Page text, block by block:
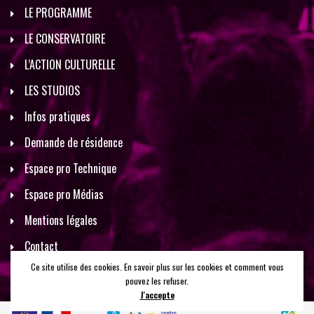
LE PROGRAMME
LE CONSERVATOIRE
L’ACTION CULTURELLE
LES STUDIOS
Infos pratiques
Demande de résidence
Espace pro Technique
Espace pro Médias
Mentions légales
Contact
Ce site utilise des cookies. En savoir plus sur les cookies et comment vous
pouvez les refuser.
J'accepte